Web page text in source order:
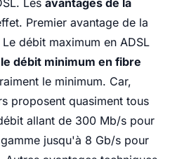
Les avantages de la
Premier avantage de la
débit maximum en ADSL
le débit minimum en fibre
le minimum. Car,
proposent quasiment tous
allant de 300 Mb/s pour
jusqu'à 8 Gb/s pour